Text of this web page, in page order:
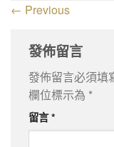
← Previous
發佈留言
發佈留言必須填
欄位標示為 *
留言*